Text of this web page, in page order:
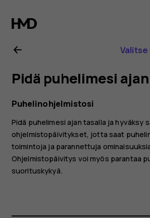
Nokia
G50
käyttöopas
Valitse
Pidä puhelimesi
Puhelinohjelmistosi
Pidä puhelimesi ajan tasalla ja hyväksy
ohjelmistopäivitykset, jotta saat
toimintoja ja parannettuja
Ohjelmistopäivitys voi myös parantaa
suorituskykyä.